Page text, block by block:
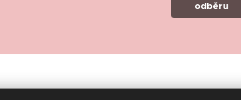
odběru